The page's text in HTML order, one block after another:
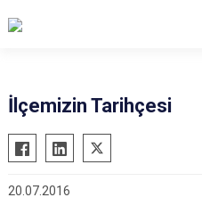
Altıntaş
Aslanapa
Çavdarhisar
İlçemizin Tarihçesi
20.07.2016